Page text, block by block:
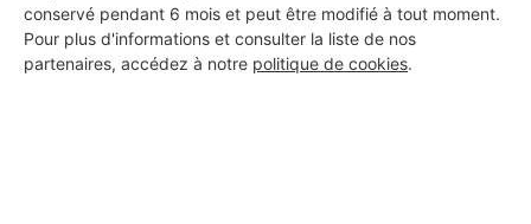
conservé pendant 6 mois et peut être modifié à tout moment.
Pour plus d'informations et consulter la liste de nos
partenaires, accédez à notre politique de cookies.